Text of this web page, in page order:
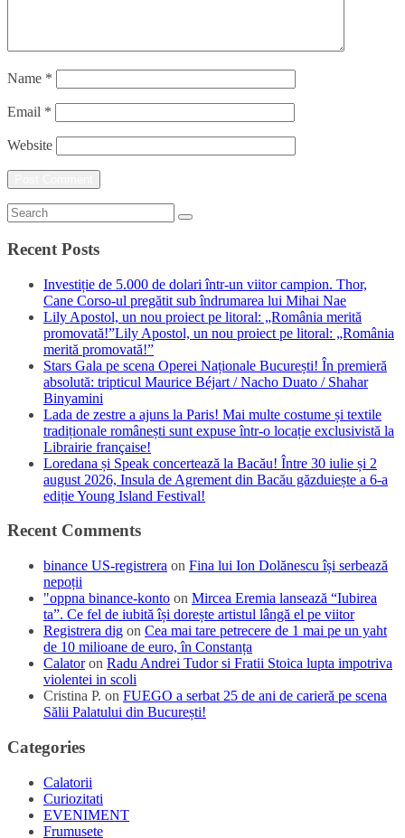
Name *
Email *
Website
Recent Posts
Investiție de 5.000 de dolari într-un viitor campion. Thor,
Cane Corso-ul pregătit sub îndrumarea lui Mihai Nae
Lily Apostol, un nou proiect pe litoral: „România merită
promovată!”Lily Apostol, un nou proiect pe litoral: „România
merită promovată!”
Stars Gala pe scena Operei Naționale București! În premieră
absolută: tripticul Maurice Béjart / Nacho Duato / Shahar
Binyamini
Lada de zestre a ajuns la Paris! Mai multe costume și textile
tradiționale românești sunt expuse într-o locație exclusivistă la
Librairie française!
Loredana și Speak concertează la Bacău! Între 30 iulie și 2
august 2026, Insula de Agrement din Bacău găzduiește a 6-a
ediție Young Island Festival!
Recent Comments
binance US-registrera on Fina lui Ion Dolănescu își serbează
nepoții
"oppna binance-konto on Mircea Eremia lansează “Iubirea
ta”. Ce fel de iubită își dorește artistul lângă el pe viitor
Registrera dig on Cea mai tare petrecere de 1 mai pe un yaht
de 10 milioane de euro, în Constanța
Calatoron Radu Andrei Tudor si Fratii Stoica lupta impotriva
violentei in scoli
Cristina P. on FUEGO a serbat 25 de ani de carieră pe scena
Sălii Palatului din București!
Categories
Calatorii
Curiozitati
EVENIMENT
Frumusete